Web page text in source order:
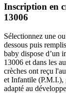
Inscription en
13006
Sélectionnez une
dessous puis
baby dispose d’un
13006 et dans les
crèches ont reçu
et Infantile (P.M.I.),
adapté au